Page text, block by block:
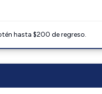
hasta $200 de regreso.